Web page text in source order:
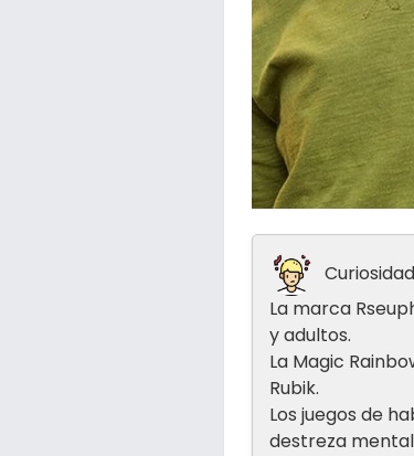
La marca
y adultos.
La Magic
Rubik.
Los juegos de
destreza